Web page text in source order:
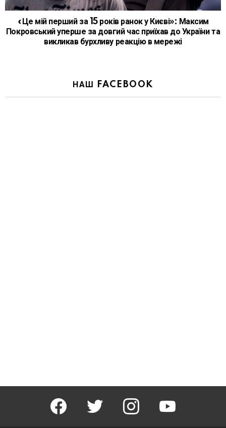
«Це мій перший за 15 років ранок у Києві»: Максим
Покровський уперше за довгий час приїхав до України та
викликав бурхливу реакцію в мережі
НАШ FACEBOOK
facebook twitter instagram youtube